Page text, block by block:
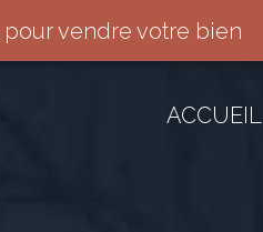
vendre votre bien
ACCUEIL